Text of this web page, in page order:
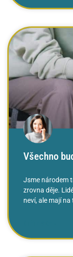
Všechno
Jsme národem
zrovna děje.
neví, ale mají